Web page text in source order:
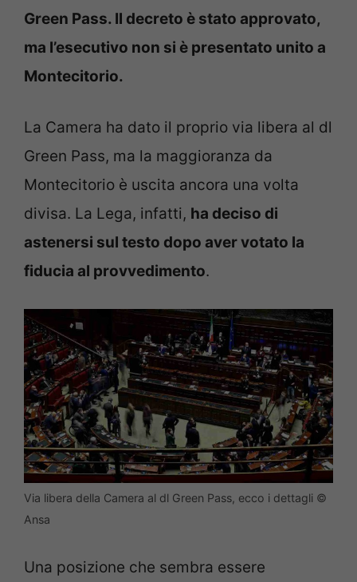
Green Pass. Il decreto è stato approvato,
ma l’esecutivo non si è presentato unito a
Montecitorio.
La Camera ha dato il proprio via libera al dl
Green Pass, ma la maggioranza da
Montecitorio è uscita ancora una volta
divisa. La Lega, infatti, ha deciso di
astenersi sul testo dopo aver votato la
fiducia al provvedimento.
Via libera della Camera al dl Green Pass, ecco i dettagli ©
Ansa
Una posizione che sembra essere